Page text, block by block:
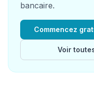
bancaire.
Commencez
Voir